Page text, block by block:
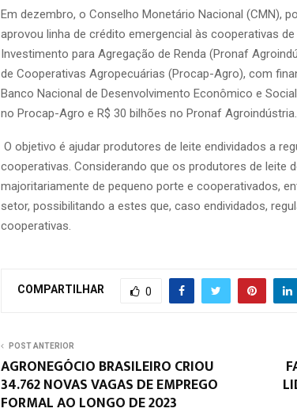
Em dezembro, o Conselho Monetário Nacional (CMN),
aprovou linha de crédito emergencial às cooperativas
Investimento para Agregação de Renda (Pronaf
de Cooperativas Agropecuárias (Procap-Agro), com
Banco Nacional de Desenvolvimento Econômico e
no Procap-Agro e R$ 30 bilhões no Pronaf Agroindústria.
O objetivo é ajudar produtores de leite endividados a
cooperativas. Considerando que os produtores de leite
majoritariamente de pequeno porte e cooperativados,
setor, possibilitando a estes que, caso endividados,
cooperativas.
COMPARTILHAR 0
POST ANTERIOR
AGRONEGÓCIO BRASILEIRO CRIOU
34.762 NOVAS VAGAS DE EMPREGO
FORMAL AO LONGO DE 2023